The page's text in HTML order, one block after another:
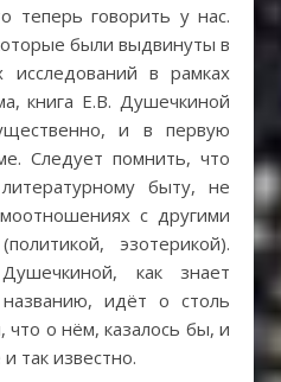
теперь говорить у нас.
были выдвинуты в
исследований в рамках
книга Е.В. Душечкиной
и в первую
Следует помнить, что
быту, не
с другими
эзотерикой).
как знает
идёт о столь
о нём, казалось бы, и
так известно.